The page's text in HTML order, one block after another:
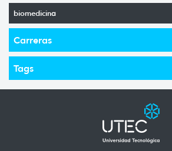
biomedicina
Carreras
Tags